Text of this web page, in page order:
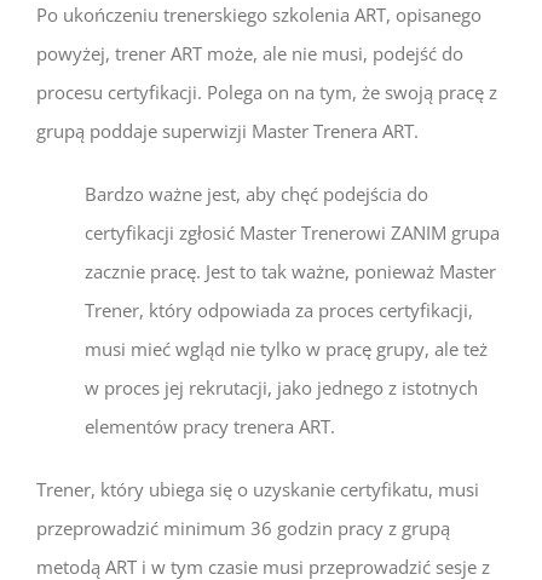
Po ukończeniu trenerskiego szkolenia ART, opisanego
powyżej, trener ART może, ale nie musi, podejść do
procesu certyfikacji. Polega on na tym, że swoją pracę z
grupą poddaje superwizji Master Trenera ART.
Bardzo ważne jest, aby chęć podejścia do
certyfikacji zgłosić Master Trenerowi ZANIM grupa
zacznie pracę. Jest to tak ważne, ponieważ Master
Trener, który odpowiada za proces certyfikacji,
musi mieć wgląd nie tylko w pracę grupy, ale też
w proces jej rekrutacji, jako jednego z istotnych
elementów pracy trenera ART.
Trener, który ubiega się o uzyskanie certyfikatu, musi
przeprowadzić minimum 36 godzin pracy z grupą
metodą ART i w tym czasie musi przeprowadzić sesje z